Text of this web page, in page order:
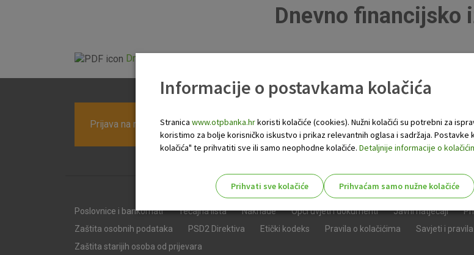
Dnevno financijsko
Dnevno financijsko izvješće.pdf
Prijava na newsletter OTP banke
Poslovnice i bankomati Tečajna lista Naknade Opći uvjeti i dokumenti Javni natječaji
Zaštita osobnih podataka
PSD2 Direktiva Etički kodeks Pravila o kolačićima
Savjeti i
Zaštita starijih osoba od prijevara
Informacije o postavkama kolačića
Stranica www.otpbanka.hrkoristi kolačiće (cookies). Nužni kolačići su potrebni za
koristimo za bolje korisničko iskustvo i prikaz relevantnih oglasa i sadržaja.
kolačića" te prihvatiti sve ili samo neophodne kolačiće. Detaljnije informacije o
Prihvati sve kolačiće Prihvaćam samo nužne kolačiće